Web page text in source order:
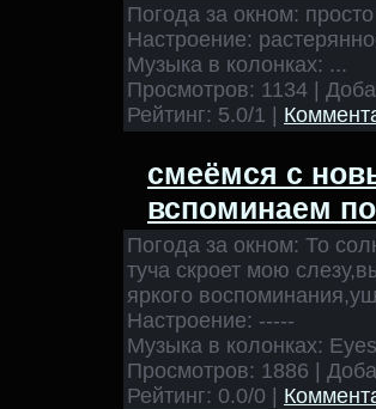
Погода за окном:
Настроение:
Музыка в колонках: ...
Просмотров: 1134 |
Рейтинг: 5.0/1 |
смеёмся с
вспоминаем
Погода за окном: То
туча скроет мою
яркого
Настроение: -----
Музыка в колонках:
Просмотров: 1886 |
Рейтинг: 0.0/0 |